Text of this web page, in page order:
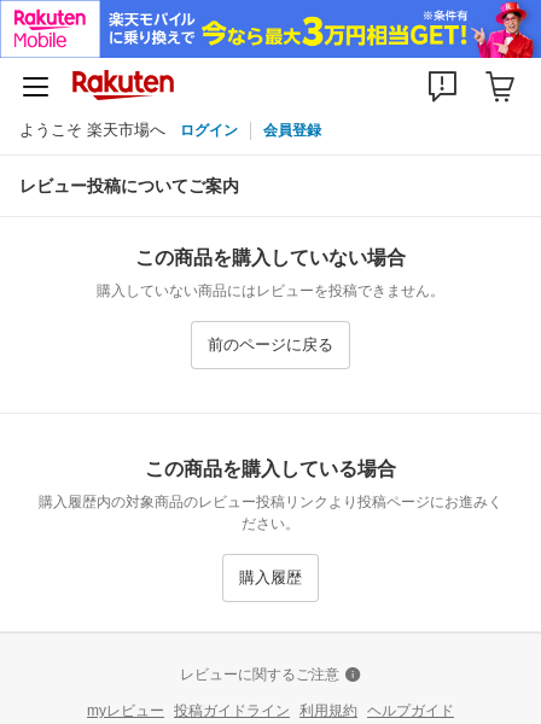
ようこそ 楽天市場へ ログイン 会員登録
レビュー投稿についてご案内
この商品を購入していない場合
購入していない商品にはレビューを投稿できません。
前のページに戻る
この商品を購入している場合
購入履歴内の対象商品のレビュー投稿リンクより投稿ページにお進みく
ださい。
購入履歴
レビューに関するご注意
myレビュー 投稿ガイドライン 利用規約 ヘルプガイド